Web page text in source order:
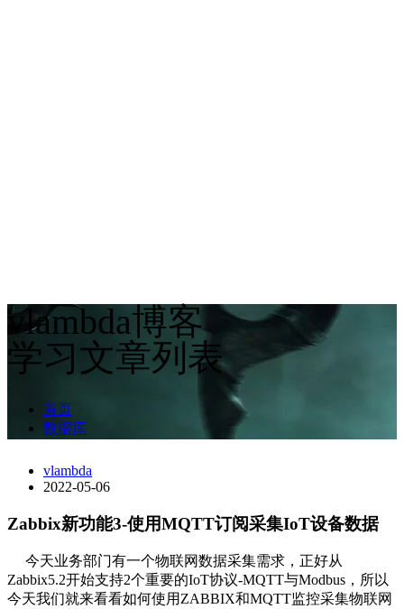
vlambda博客
学习文章列表
首页
数据库
vlambda
2022-05-06
Zabbix新功能3-使用MQTT订阅采集IoT设备数据
今天业务部门有一个物联网数据采集需求，正好从
Zabbix5.2开始支持2个重要的IoT协议-MQTT与Modbus，所以
今天我们就来看看如何使用ZABBIX和MQTT监控采集物联网